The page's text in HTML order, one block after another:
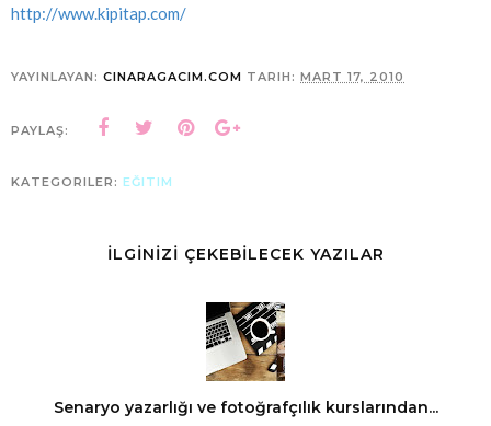
http://www.kipitap.com/
YAYINLAYAN: CINARAGACIM.COM TARIH: MART 17, 2010
PAYLAŞ:
KATEGORILER: EĞITIM
İLGİNİZİ ÇEKEBİLECEK YAZILAR
Senaryo yazarlığı ve fotoğrafçılık kurslarından...